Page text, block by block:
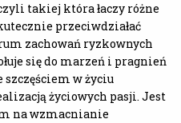
takiej która łaczy różne
przeciwdziałać
zachowań ryzkownych
się do marzeń i pragnień
szczęściem w życiu
życiowych pasji. Jest
na wzmacnianie